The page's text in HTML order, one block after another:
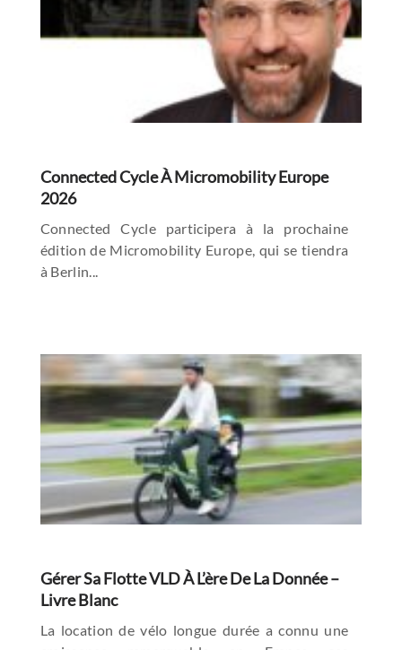
Connected Cycle À Micromobility Europe
2026
Connected Cycle participera à la prochaine
édition de Micromobility Europe, qui se tiendra
à Berlin...
Gérer Sa Flotte VLD À L’ère De La Donnée –
Livre Blanc
La location de vélo longue durée a connu une